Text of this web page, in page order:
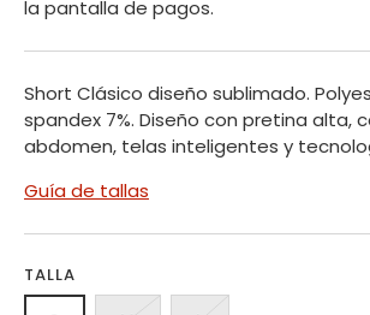
la pantalla de pagos.
Short Clásico diseño sublimado.
spandex 7%. Diseño con pretina alta,
abdomen, telas inteligentes y
Guía de tallas
TALLA